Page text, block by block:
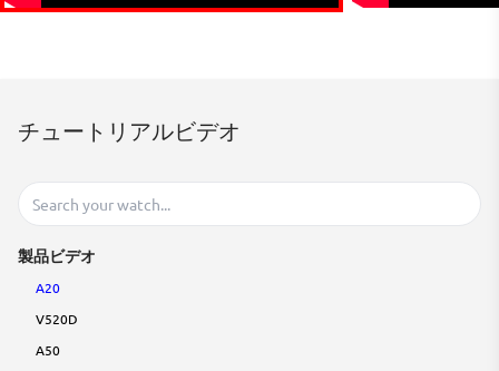
チュートリアルビデオ
製品ビデオ
A20
V520D
A50